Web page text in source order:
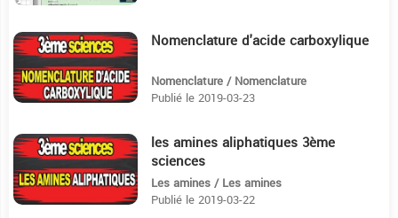
7:1 Nomenclature d'acide carboxylique
Nomenclature / Nomenclature
Publié le 2019-03-23
34:53 les amines aliphatiques 3ème
sciences
Les amines / Les amines
Publié le 2019-03-22